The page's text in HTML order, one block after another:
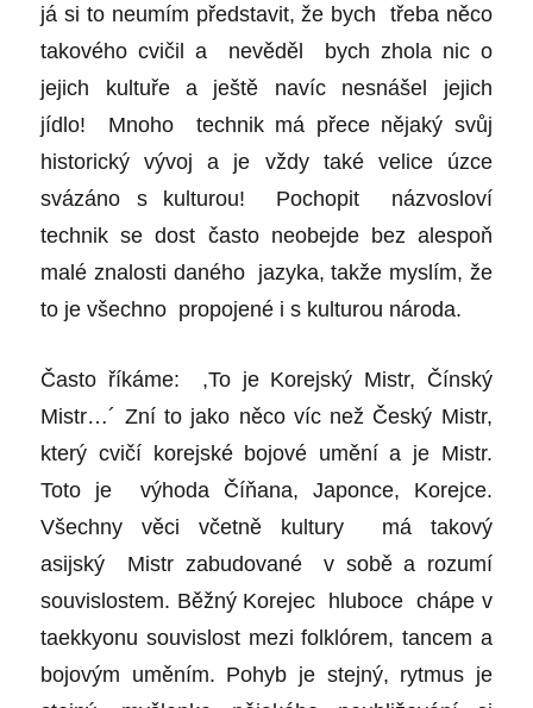
já si to neumím představit, že bych třeba něco
takového cvičil a nevěděl bych zhola nic o
jejich kultuře a ještě navíc nesnášel jejich
jídlo! Mnoho technik má přece nějaký svůj
historický vývoj a je vždy také velice úzce
svázáno s kulturou! Pochopit názvosloví
technik se dost často neobejde bez alespoň
malé znalosti daného jazyka, takže myslím, že
to je všechno propojené i s kulturou národa.
Často říkáme: ,To je Korejský Mistr, Čínský
Mistr…´ Zní to jako něco víc než Český Mistr,
který cvičí korejské bojové umění a je Mistr.
Toto je výhoda Číňana, Japonce, Korejce.
Všechny věci včetně kultury má takový
asijský Mistr zabudované v sobě a rozumí
souvislostem. Běžný Korejec hluboce chápe v
taekkyonu souvislost mezi folklórem, tancem a
bojovým uměním. Pohyb je stejný, rytmus je